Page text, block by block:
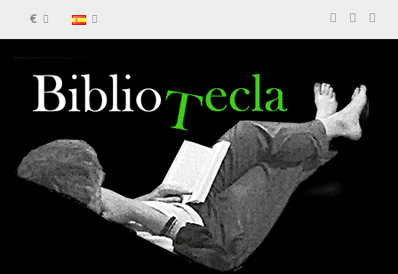
€